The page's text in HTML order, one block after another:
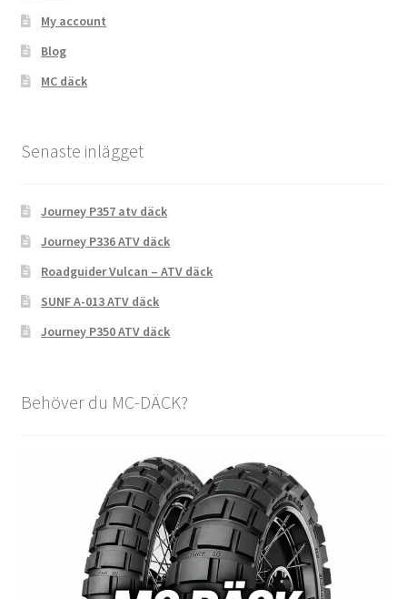
My account
Blog
MC däck
Senaste inlägget
Journey P357 atv däck
Journey P336 ATV däck
Roadguider Vulcan – ATV däck
SUNF A-013 ATV däck
Journey P350 ATV däck
Behöver du MC-DÄCK?